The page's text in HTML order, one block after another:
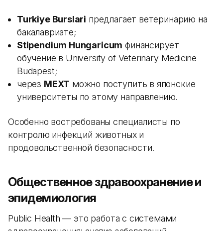
Turkiye Burslari предлагает ветеринарию на
бакалавриате;
Stipendium Hungaricum финансирует
обучение в University of Veterinary Medicine
Budapest;
через MEXT можно поступить в японские
университеты по этому направлению.
Особенно востребованы специалисты по
контролю инфекций животных и
продовольственной безопасности.
Общественное здравоохранение и
эпидемиология
Public Health — это работа с системами